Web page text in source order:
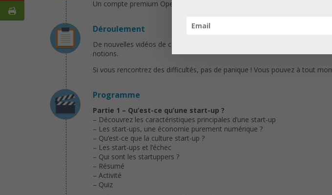
Un compte premium OpenClassrooms (20€ / mois) est nécessaire pour
Déroulement
De nouvelles vidéos de cours seront publiées chaque semaine, et vous
notions.
Si vous rencontrez des difficultés, pas de panique ! Vous pouvez à tout
Programme
Partie 1 – Qu’est-ce qu’une start-up ?
– Découvrez les caractéristiques principales d’une start-up
– Les start-ups, une économie purement numérique ?
– Qu’est-ce que la culture start-up ?
– Les start-ups et l’échec
– Qui sont les startuppers ?
– Résumé
– Activité
– Quiz